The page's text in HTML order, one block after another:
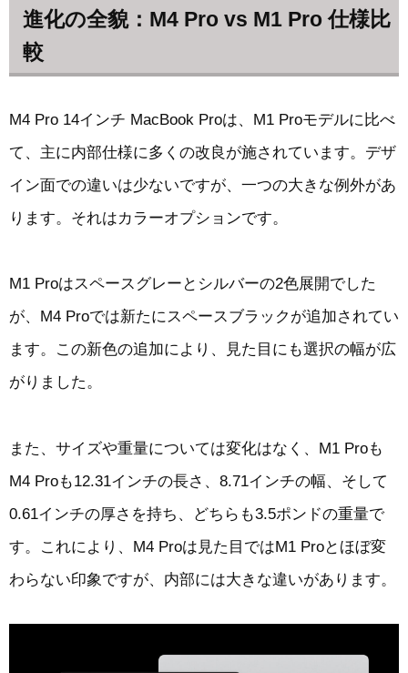
進化の全貌：M4 Pro vs M1 Pro 仕様比
較
M4 Pro 14インチ MacBook Proは、M1 Proモデルに比べ
て、主に内部仕様に多くの改良が施されています。デザ
イン面での違いは少ないですが、一つの大きな例外があ
ります。それはカラーオプションです。
M1 Proはスペースグレーとシルバーの2色展開でした
が、M4 Proでは新たにスペースブラックが追加されてい
ます。この新色の追加により、見た目にも選択の幅が広
がりました。
また、サイズや重量については変化はなく、M1 Proも
M4 Proも12.31インチの長さ、8.71インチの幅、そして
0.61インチの厚さを持ち、どちらも3.5ポンドの重量で
す。これにより、M4 Proは見た目ではM1 Proとほぼ変
わらない印象ですが、内部には大きな違いがあります。